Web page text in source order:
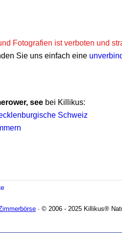
Fotografien ist verboten und
Sie uns einfach eine
seebei Killikus:
Schweiz
· © 2006 - 2025 Killikus®